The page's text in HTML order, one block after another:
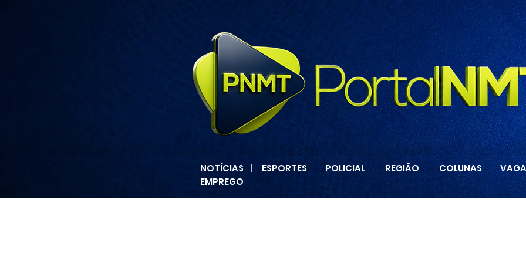
NOTÍCIAS | ESPORTES | POLICIAL | REGIÃO | COLUNAS|
EMPREGO